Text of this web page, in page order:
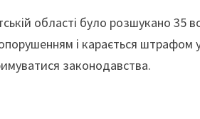
області було розшукано 35
і карається штрафом
законодавства.